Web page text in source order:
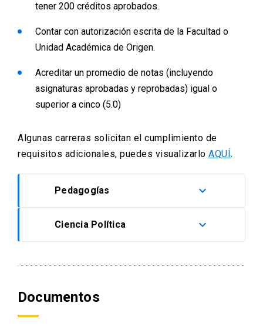
tener 200 créditos aprobados.
Contar con autorización escrita de la Facultad o
Unidad Académica de Origen.
Acreditar un promedio de notas (incluyendo
asignaturas aprobadas y reprobadas) igual o
superior a cinco (5.0)
Algunas carreras solicitan el cumplimiento de
requisitos adicionales, puedes visualizarlo AQUÍ.
Pedagogías keyboard_arrow_down
Todas las carreras de pedagogías
Ciencia Política keyboard_arrow_down
superior a 650 puntos.
Documentos